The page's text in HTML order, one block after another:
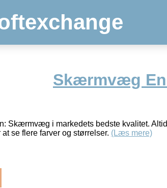
Skærmvæg
Skærmvæg i markedets bedste kvalitet.
se flere farver og størrelser. (Læs mere)